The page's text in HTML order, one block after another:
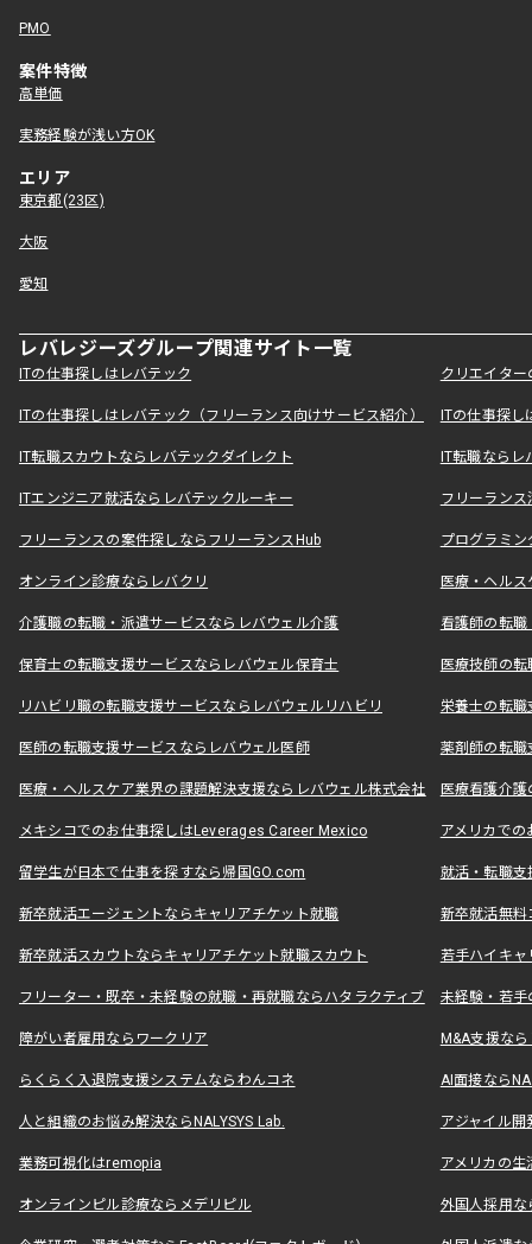
PMO
案件特徴
高単価
実務経験が浅い方OK
エリア
東京都(23区)
大阪
愛知
レバレジーズグループ関連サイト一覧
ITの仕事探しはレバテック クリエイタ
ITの仕事探しはレバテック（フリーランス向けサービス紹介） ITの仕事探
IT転職スカウトならレバテックダイレクト IT転職なら
ITエンジニア就活ならレバテックルーキー フリーラン
フリーランスの案件探しならフリーランスHub プログラミ
オンライン診療ならレバクリ 医療・ヘル
介護職の転職・派遣サービスならレバウェル介護 看護師の転
保育士の転職支援サービスならレバウェル保育士 医療技師の
リハビリ職の転職支援サービスならレバウェルリハビリ 栄養士の転
医師の転職支援サービスならレバウェル医師 薬剤師の転
医療・ヘルスケア業界の課題解決支援ならレバウェル株式会社 医療看護介
メキシコでのお仕事探しはLeverages Career Mexico アメリカで
留学生が日本で仕事を探すなら帰国GO.com 就活・転職
新卒就活エージェントならキャリアチケット就職 新卒就活無料
新卒就活スカウトならキャリアチケット就職スカウト 若手ハイキ
フリーター・既卒・未経験の就職・再就職ならハタラクティブ 未経験・若手
障がい者雇用ならワークリア M&A支援な
らくらく入退院支援システムならわんコネ AI面接なら
人と組織のお悩み解決ならNALYSYS Lab. アジャイル
業務可視化はremopia アメリカの
オンラインピル診療ならメデリピル 外国人採用